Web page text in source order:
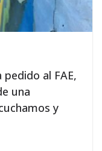
pedido al FAE,
una
y